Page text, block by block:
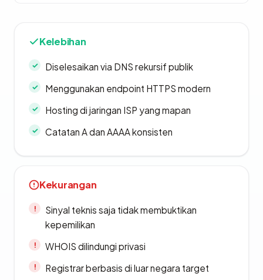
Kelebihan
Diselesaikan via DNS rekursif publik
Menggunakan endpoint HTTPS modern
Hosting di jaringan ISP yang mapan
Catatan A dan AAAA konsisten
Kekurangan
Sinyal teknis saja tidak membuktikan
kepemilikan
WHOIS dilindungi privasi
Registrar berbasis di luar negara target